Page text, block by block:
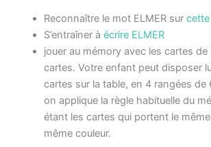
Reconnaître le mot ELMER sur
S’entraîner à écrire ELMER
jouer au mémory avec les cartes de
cartes. Votre enfant peut disposer
cartes sur la table, en 4 rangées de
on applique la règle habituelle du
étant les cartes qui portent le
même couleur.